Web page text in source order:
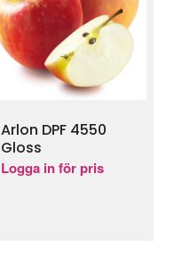
Arlon DPF 4550
Gloss
Logga in för pris